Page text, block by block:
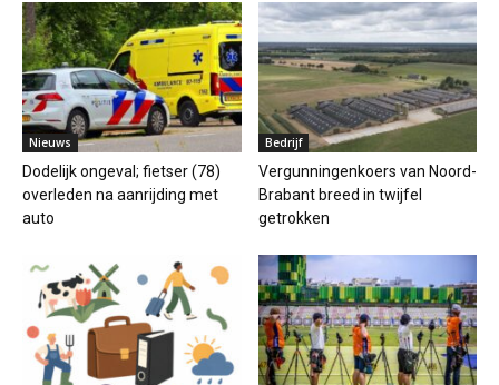
Nieuws
Dodelijk ongeval; fietser (78)
overleden na aanrijding met
auto
Bedrijf
Vergunningenkoers van Noord-
Brabant breed in twijfel
getrokken